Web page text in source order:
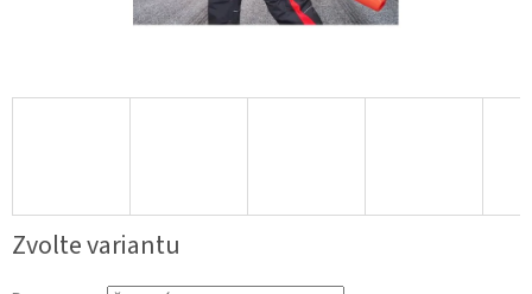
Zvolte variantu